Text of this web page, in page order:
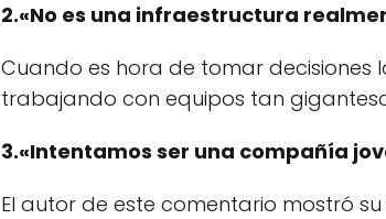
2.«No es una infraestructura
Cuando es hora de tomar decisiones
trabajando con equipos tan
3.«Intentamos ser una compañía
El autor de este comentario mostró